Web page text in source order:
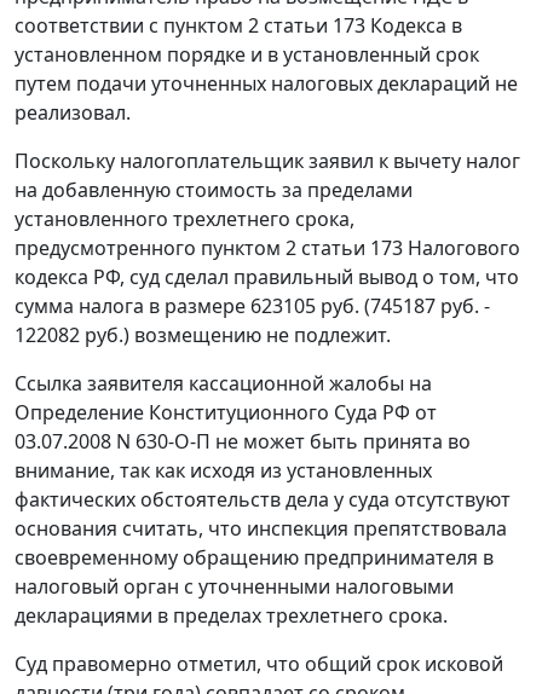
соответствии с пунктом 2 статьи 173 Кодекса в
установленном порядке и в установленный срок
путем подачи уточненных налоговых деклараций не
реализовал.
Поскольку налогоплательщик заявил к вычету налог
на добавленную стоимость за пределами
установленного трехлетнего срока,
предусмотренного пунктом 2 статьи 173 Налогового
кодекса РФ, суд сделал правильный вывод о том, что
сумма налога в размере 623105 руб. (745187 руб. -
122082 руб.) возмещению не подлежит.
Ссылка заявителя кассационной жалобы на
Определение Конституционного Суда РФ от
03.07.2008 N 630-О-П не может быть принята во
внимание, так как исходя из установленных
фактических обстоятельств дела у суда отсутствуют
основания считать, что инспекция препятствовала
своевременному обращению предпринимателя в
налоговый орган с уточненными налоговыми
декларациями в пределах трехлетнего срока.
Суд правомерно отметил, что общий срок исковой